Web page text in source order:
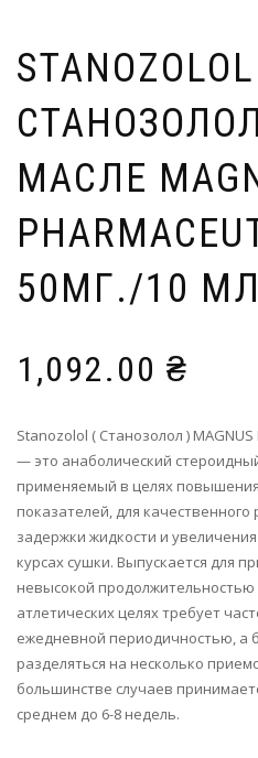
МАСЛЕ
50МГ./10
1,092.00 ₴
Stanozolol ( Станозолол ) MAGNUS
— это анаболический
применяемый в целях
показателей, для
задержки жидкости и
курсах сушки. Выпускается для
невысокой продолжительностью
атлетических целях требует
ежедневной периодичностью, а
разделяться на несколько
большинстве случаев
среднем до 6-8 недель.